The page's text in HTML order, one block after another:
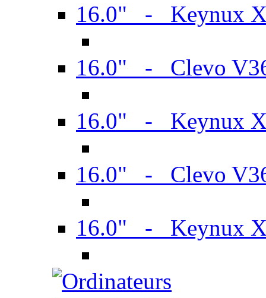
16.0" - Keynux
16.0" - Clevo
16.0" - Keynux
16.0" - Clevo
16.0" - Keynux